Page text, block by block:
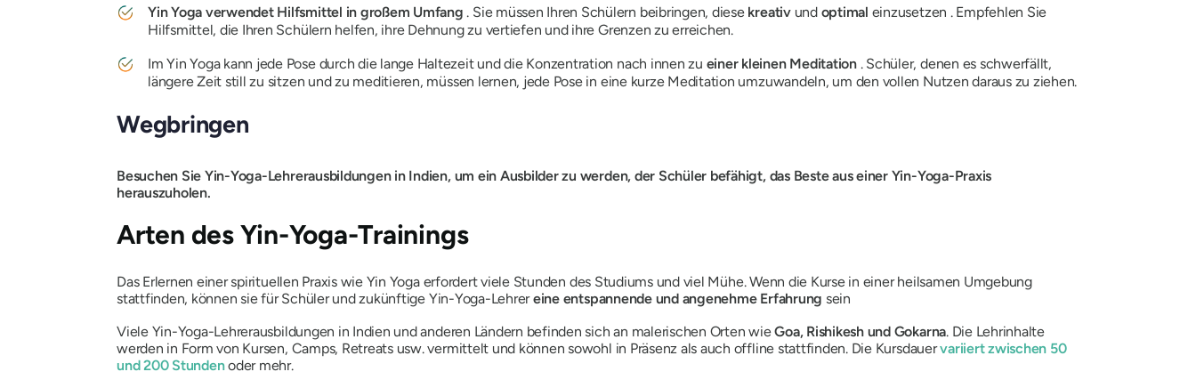
Yin Yoga verwendet Hilfsmittel in großem Umfang . Sie müssen Ihren Schülern beibringen, diese kreativund optimal einzusetzen . Empfehlen Sie
Hilfsmittel, die Ihren Schülern helfen, ihre Dehnung zu vertiefen und ihre Grenzen zu erreichen.
Im Yin Yoga kann jede Pose durch die lange Haltezeit und die Konzentration nach innen zu einer kleinen Meditation. Schüler, denen es schwerfällt,
längere Zeit still zu sitzen und zu meditieren, müssen lernen, jede Pose in eine kurze Meditation umzuwandeln, um den vollen Nutzen daraus zu ziehen.
Wegbringen
Besuchen Sie Yin-Yoga-Lehrerausbildungen in Indien, um ein Ausbilder zu werden, der Schüler befähigt, das Beste aus einer Yin-Yoga-Praxis
herauszuholen.
Arten des Yin-Yoga-Trainings
Das Erlernen einer spirituellen Praxis wie Yin Yoga erfordert viele Stunden des Studiums und viel Mühe. Wenn die Kurse in einer heilsamen Umgebung
stattfinden, können sie für Schüler und zukünftige Yin-Yoga-Lehrereine entspannende und angenehme Erfahrung sein
Viele Yin-Yoga-Lehrerausbildungen in Indien und anderen Ländern befinden sich an malerischen Orten wieGoa, Rishikesh und Gokarna. Die Lehrinhalte
werden in Form von Kursen, Camps, Retreats usw. vermittelt und können sowohl in Präsenz als auch offline stattfinden. Die Kursdauervariiert zwischen 50
und 200 Stundenoder mehr.